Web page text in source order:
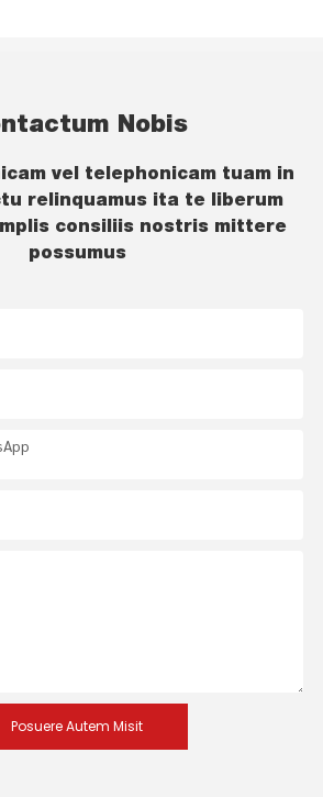
Nobis
vel telephonicam tuam in
relinquamus ita te liberum
consiliis nostris mittere
possumus
Posuere Autem Misit